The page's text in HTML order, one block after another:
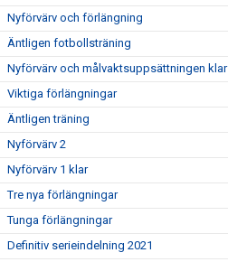
Nyförvärv och förlängning
Äntligen fotbollsträning
Nyförvärv och målvaktsuppsättningen klar
Viktiga förlängningar
Äntligen träning
Nyförvärv 2
Nyförvärv 1 klar
Tre nya förlängningar
Tunga förlängningar
Definitiv serieindelning 2021